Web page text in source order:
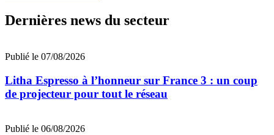
Dernières news du secteur
Publié le 07/08/2026
Litha Espresso à l’honneur sur France 3 : un coup
de projecteur pour tout le réseau
Publié le 06/08/2026